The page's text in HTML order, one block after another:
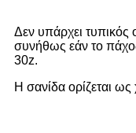
Δεν υπάρχει
συνήθως εάν το
30z.
Η σανίδα ορίζεται